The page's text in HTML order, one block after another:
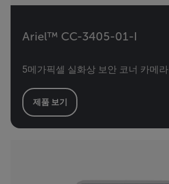
Ariel™ CC-3405-01-I
5메가픽셀 실화상 보안 코너 카메라
제품 보기